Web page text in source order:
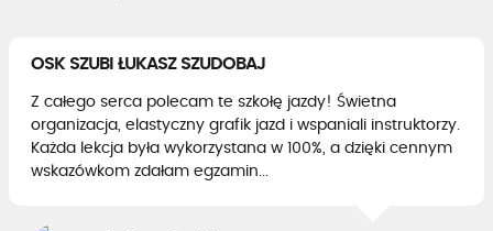
OSK SZUBI ŁUKASZ SZUDOBAJ
Z całego serca polecam te szkołę jazdy! Świetna
organizacja, elastyczny grafik jazd i wspaniali instruktorzy.
Każda lekcja była wykorzystana w 100%, a dzięki cennym
wskazówkom zdałam egzamin...